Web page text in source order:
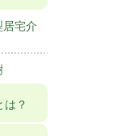
宅介
は？